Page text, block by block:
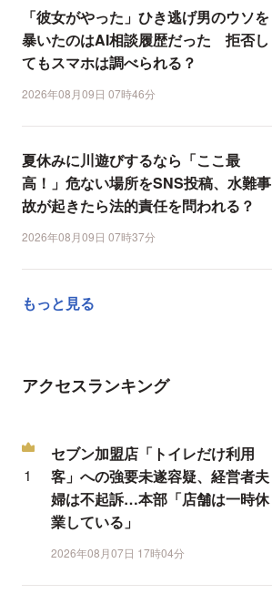
「彼女がやった」ひき逃げ男のウソを
暴いたのはAI相談履歴だった 拒否し
てもスマホは調べられる？
2026年08月09日 07時46分
夏休みに川遊びするなら「ここ最
高！」危ない場所をSNS投稿、水難事
故が起きたら法的責任を問われる？
2026年08月09日 07時37分
もっと見る
アクセスランキング
セブン加盟店「トイレだけ利用
客」への強要未遂容疑、経営者夫
婦は不起訴…本部「店舗は一時休
業している」
2026年08月07日 17時04分